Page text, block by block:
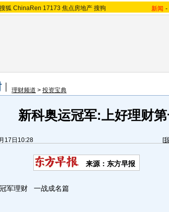
搜狐 ChinaRen 17173 焦点房地产 搜狗 新闻 -
理财频道 > 投资宝典
新科奥运冠军:上好理财
17日10:28 [
来源：东方早报
理财 一战成名篇